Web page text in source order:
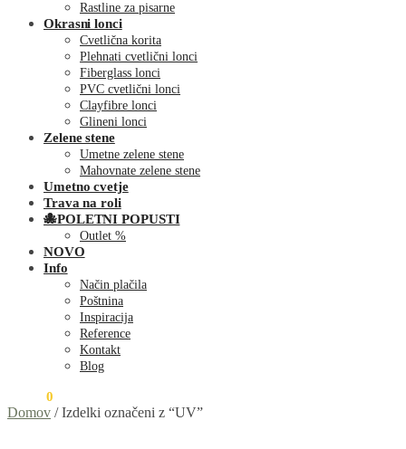
Rastline za pisarne
Okrasni lonci
Cvetlična korita
Plehnati cvetlični lonci
Fiberglass lonci
PVC cvetlični lonci
Clayfibre lonci
Glineni lonci
Zelene stene
Umetne zelene stene
Mahovnate zelene stene
Umetno cvetje
Trava na roli
🐙POLETNI POPUSTI
Outlet %
NOVO
Info
Način plačila
Poštnina
Inspiracija
Reference
Kontakt
Blog
0
Domov /Izdelki označeni z “UV”